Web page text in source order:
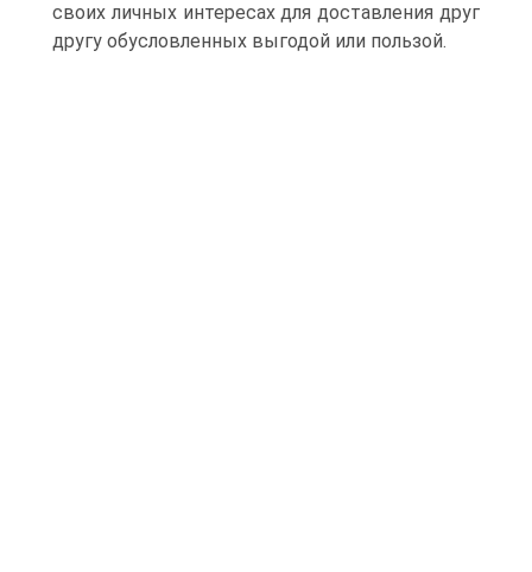
своих личных интересах для доставления друг
другу обусловленных выгодой или пользой.